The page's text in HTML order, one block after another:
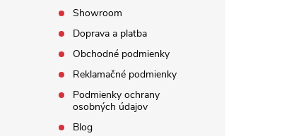
Showroom
Doprava a platba
Obchodné podmienky
Reklamačné podmienky
Podmienky ochrany
osobných údajov
Blog